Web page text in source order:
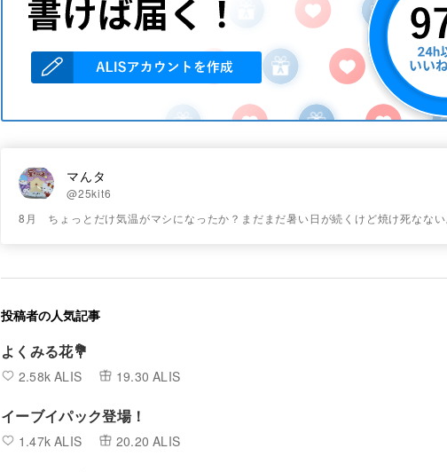
マんタ
@25kit6
8月 ちょっとだけ気温がマシになったか？まだまだ暑い日が続くけど焼け死なない
投稿者の人気記事
よくみる花💐
2.58k ALIS 19.30 ALIS
イーブイパック登場！
1.47k ALIS 20.20 ALIS